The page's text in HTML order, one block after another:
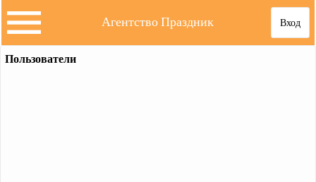
Вход
Агентство Праздник
Пользователи